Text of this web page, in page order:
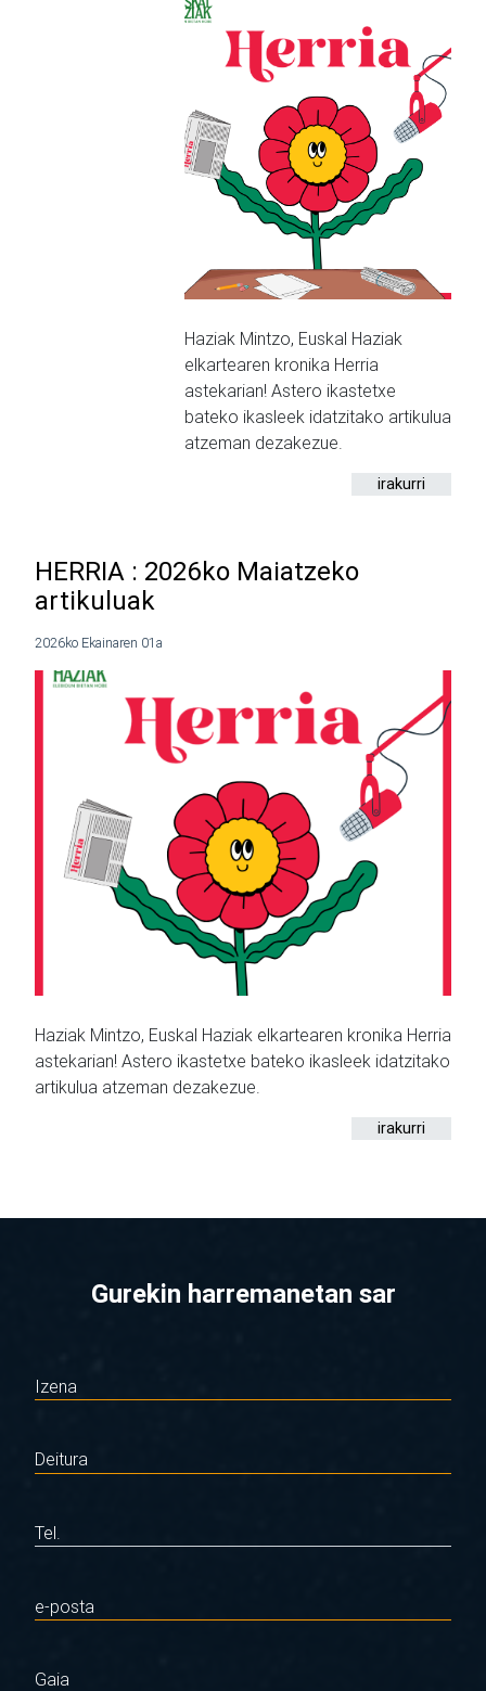
Haziak Mintzo, Euskal Haziak
elkartearen kronika Herria
astekarian! Astero ikastetxe
bateko ikasleek idatzitako artikulua
atzeman dezakezue.
irakurri
HERRIA : 2026ko Maiatzeko
artikuluak
2026ko Ekainaren 01a
Haziak Mintzo, Euskal Haziak elkartearen kronika Herria
astekarian! Astero ikastetxe bateko ikasleek idatzitako
artikulua atzeman dezakezue.
irakurri
Gurekin harremanetan sar
Izena
Deitura
Tel.
e-posta
Gaia